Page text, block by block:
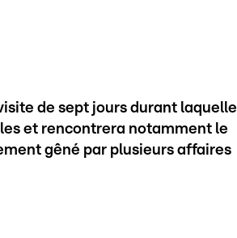
de sept jours durant laquelle
et rencontrera notamment le
gêné par plusieurs affaires